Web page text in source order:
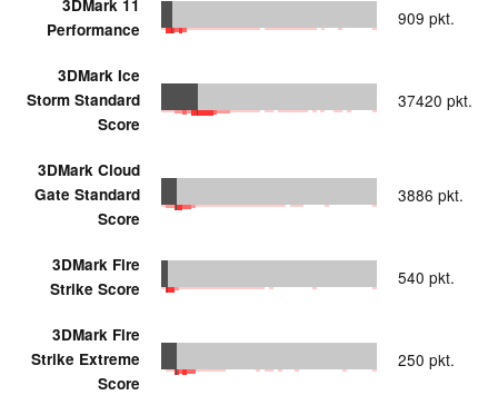
3DMark 11
Performance
909 pkt.
3DMark Ice
Storm Standard
Score
37420 pkt.
3DMark Cloud
Gate Standard
Score
3886 pkt.
3DMark Fire
Strike Score
540 pkt.
3DMark Fire
Strike Extreme
Score
250 pkt.